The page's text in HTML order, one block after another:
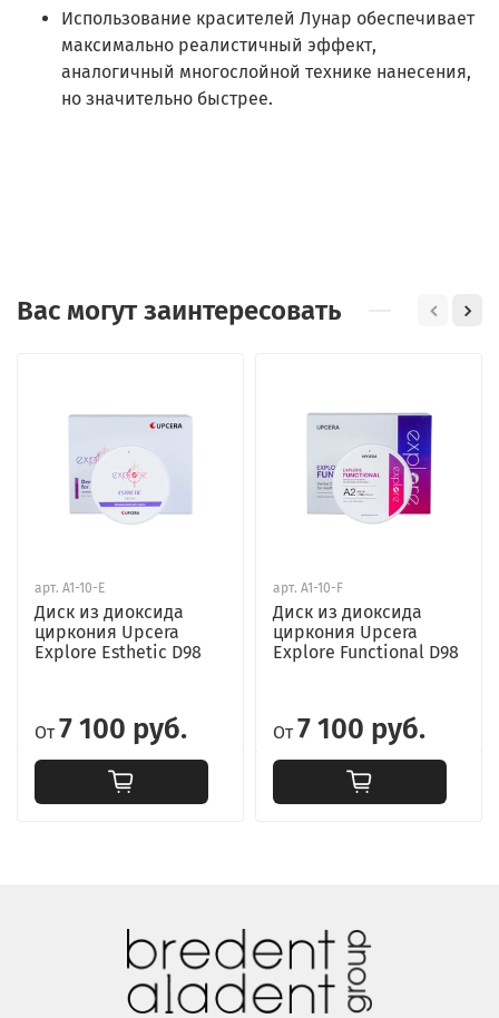
Использование красителей Лунар обеспечивает
максимально реалистичный эффект,
аналогичный многослойной технике нанесения,
но значительно быстрее.
Вас могут заинтересовать
арт. A1-10-E
Диск из диоксида
циркония Upcera
Explore Esthetic D98
От 7 100 руб.
арт. A1-10-F
Диск из диоксида
циркония Upcera
Explore Functional D98
От 7 100 руб.